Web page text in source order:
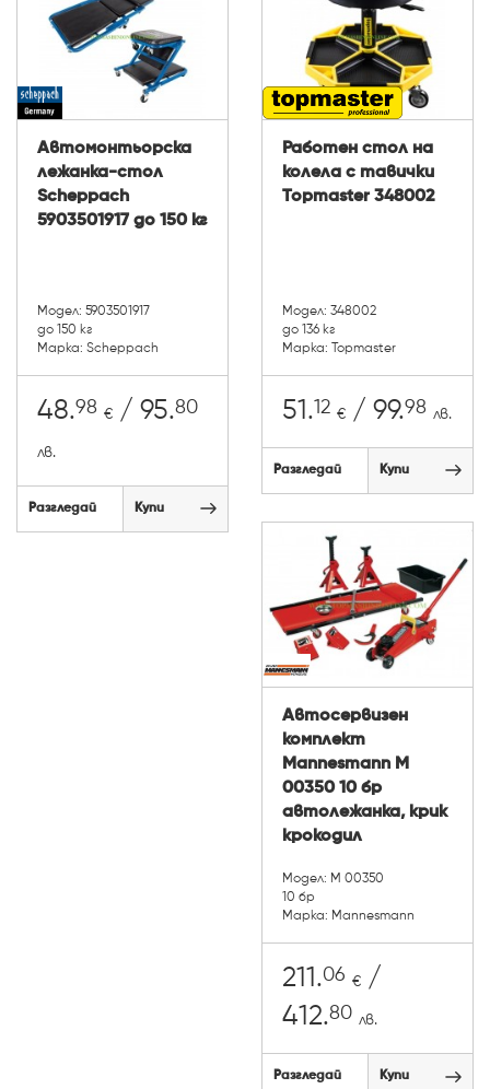
Автомонтьорска
лежанка-стол
Scheppach
5903501917 до 150 кг
Модел: 5903501917
до 150 кг
Марка: Scheppach
48.98 € / 95.80
лв.
Разгледай Купи
Работен стол на
колела с тавички
Topmaster 348002
Модел: 348002
до 136 кг
Марка: Topmaster
51.12 € / 99.98 лв.
Разгледай Купи
Автосервизен
комплект
Mannesmann M
00350 10 бр
автолежанка, крик
крокодил
Модел: M 00350
10 бр
Марка: Mannesmann
211.06 € /
412.80 лв.
Разгледай Купи